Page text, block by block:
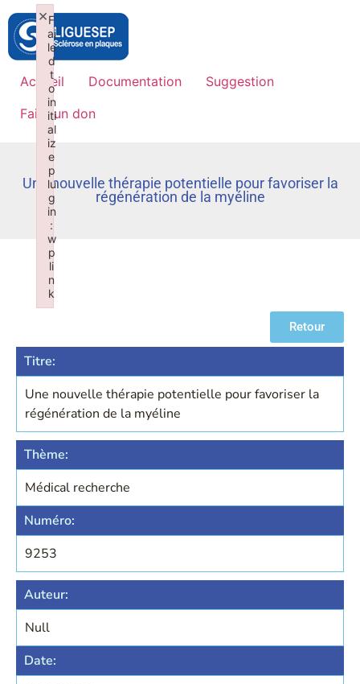
Accueil Documentation
Suggestion
Faire un don
Une nouvelle thérapie potentielle pour favoriser la
régénération de la myéline
Retour
Titre:
Une nouvelle thérapie potentielle pour favoriser la
régénération de la myéline
Thème:
Médical recherche
Numéro:
9253
Auteur:
Null
Date:
F
ai
le
d
t
o
in
iti
al
iz
e
p
lu
g
in
:
w
p
li
n
k
×
Failed to initialize plugin: wplink